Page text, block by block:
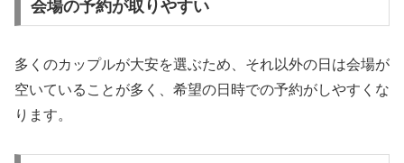
会場の予約が取りやすい
多くのカップルが大安を選ぶため、それ以外の日は会場が
空いていることが多く、希望の日時での予約がしやすくな
ります。